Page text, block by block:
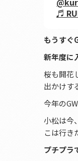
♬
もうすぐ
新年度に
桜も開花
出かけす
今年の
小松は今、
こは行き
プチプラ